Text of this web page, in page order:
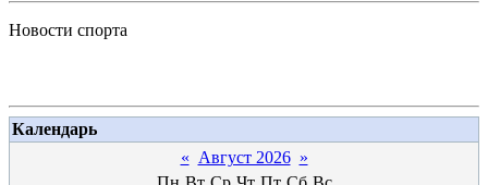
Новости спорта
Календарь
« Август 2026 »